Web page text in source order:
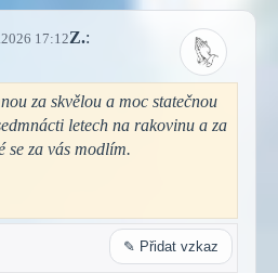
17:12Z.:
za skvělou a moc statečnou
letech na rakovinu a za
se za vás modlím.
✎ Přidat vzkaz